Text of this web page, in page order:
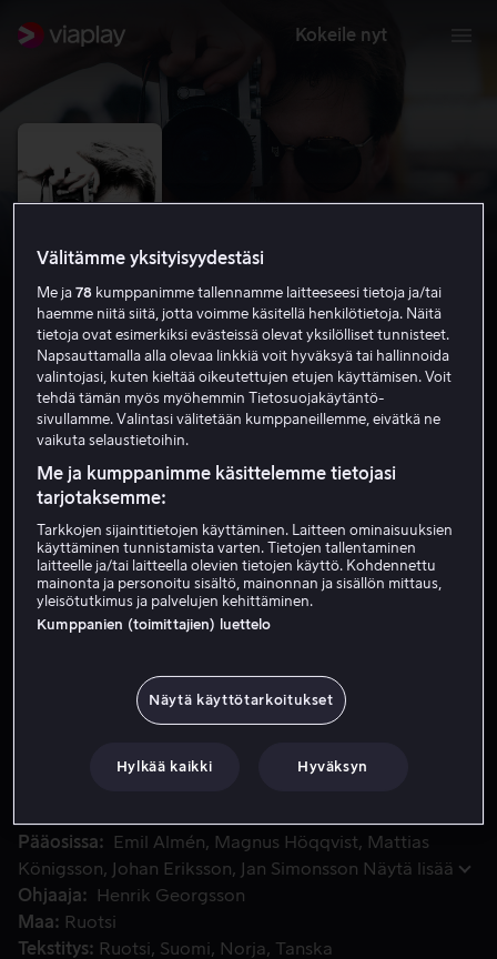
Kokeile nyt
Stieg Larsson: The Man Who Played
with Fire
7.2 Dokumentit 2018 1 h 35 min
K-12
HD
Vuokraa 4,99 €
Osta 10,99 €
Stieg Larsson johti väsymätöntä taistelua äärioikeistoa
Stieg Larsson johti väsymätöntä taistelua äärioikeistoa
vastaan. Hän teki valtavasti töitä kartoittaakseen pahan
viestinsä perille.
Pääosissa Emil Almén Magnus Höqqvist
Mattias
Königsson
Johan Eriksson Jan Simonsson Näytä lisää
Ohjaaja
Henrik Georgsson
Maa
Ruotsi
Tekstitys
Ruotsi Suomi Norja Tanska
Välitämme yksityisyydestäsi
Me ja78 kumppanimme tallennamme laitteeseesi tietoja ja/tai
haemme niitä siitä, jotta voimme käsitellä henkilötietoja. Näitä
tietoja ovat esimerkiksi evästeissä olevat yksilölliset tunnisteet.
Napsauttamalla alla olevaa linkkiä voit hyväksyä tai hallinnoida
valintojasi, kuten kieltää oikeutettujen etujen käyttämisen. Voit
tehdä tämän myös myöhemmin Tietosuojakäytäntö-
sivullamme. Valintasi välitetään kumppaneillemme, eivätkä ne
vaikuta selaustietoihin.
Me ja kumppanimme käsittelemme tietojasi
tarjotaksemme:
Tarkkojen sijaintitietojen käyttäminen. Laitteen ominaisuuksien
käyttäminen tunnistamista varten. Tietojen tallentaminen
laitteelle ja/tai laitteella olevien tietojen käyttö. Kohdennettu
mainonta ja personoitu sisältö, mainonnan ja sisällön mittaus,
yleisötutkimus ja palvelujen kehittäminen.
Kumppanien (toimittajien) luettelo
Näytä käyttötarkoitukset
Hylkää kaikki Hyväksyn